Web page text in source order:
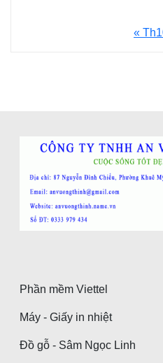
«
Phần mềm Viettel
Máy - Giấy in nhiệt
Đồ gỗ - Sâm Ngọc Linh